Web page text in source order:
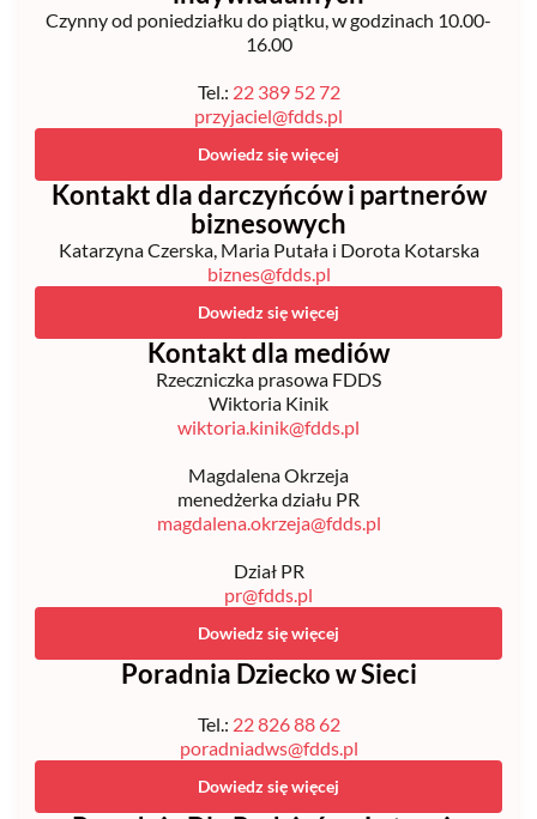
Czynny od poniedziałku do piątku, w godzinach 10.00-
16.00
Tel.: 22 389 52 72
przyjaciel@fdds.pl
Dowiedz się więcej
Kontakt dla darczyńców i partnerów
biznesowych
Katarzyna Czerska, Maria Putała i Dorota Kotarska
biznes@fdds.pl
Dowiedz się więcej
Kontakt dla mediów
Rzeczniczka prasowa FDDS
Wiktoria Kinik
wiktoria.kinik@fdds.pl
Magdalena Okrzeja
menedżerka działu PR
magdalena.okrzeja@fdds.pl
Dział PR
pr@fdds.pl
Dowiedz się więcej
Poradnia Dziecko w Sieci
Tel.: 22 826 88 62
poradniadws@fdds.pl
Dowiedz się więcej